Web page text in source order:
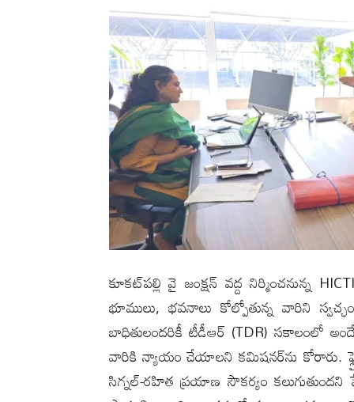
కూకట్‌పల్లి వై జంక్షన్ వద్ద నిర్మించనున్న
భూములు, భవనాలు కోల్పోతున్న వారిని
బాధితులందరికీ టీడీఆర్ (TDR) సకాలంలో
వారికి న్యాయం చేయాలని కమిషనర్‌ను కోరారు.
సిగ్నల్-రహిత ప్రయాణ సౌకర్యం కలుగుతుందని